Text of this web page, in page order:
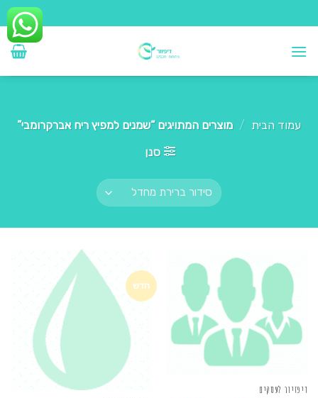
to
content
עמוד הבית / מוצרים המתויגים “שמנים למפיץ ריח אברקרומבי”
סנן
דיפזיור לעסקים
חדש